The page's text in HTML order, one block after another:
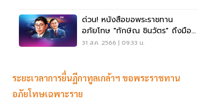
ด่วน! หนังสือขอพระราชทาน
อภัยโทษ "ทักษิณ ชินวัตร" ถึงมือ
"วิษณุ" แล้ว
31 ส.ค. 2566 | 09:33 น.
ระยะเวลาการยื่นฏีกาทูลเกล้าฯ ขอพระราชทาน
อภัยโทษเฉพาะราย